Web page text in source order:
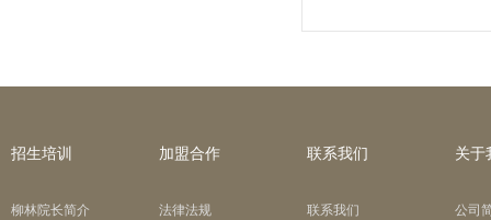
招生培训
柳林院长简介
加盟合作
法律法规
联系我们
联系我们
关于
公司